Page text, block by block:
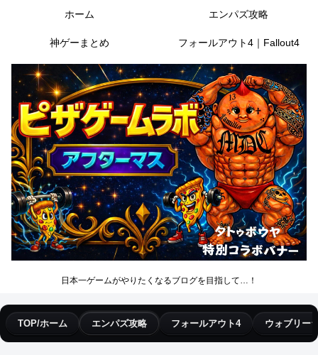
日本一ゲームがやりたくなるブログを目指して…！
ホーム エンパズ攻略
神ゲーまとめ フォールアウト4｜Fallout4
TOP/ホーム エンパズ攻略 フォールアウト4 ウォブリー